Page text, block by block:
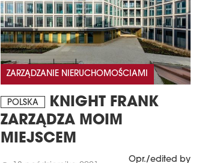
ZARZĄDZANIE NIERUCHOMOŚCIAMI
POLSKA
KNIGHT FRANK
ZARZĄDZA MOIM
MIEJSCEM
Opr./edited by